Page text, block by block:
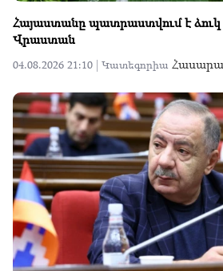
Հայաստանը պատրաստվում է
Վրաստան
04.08.2026 21:10 | Կատեգորիա